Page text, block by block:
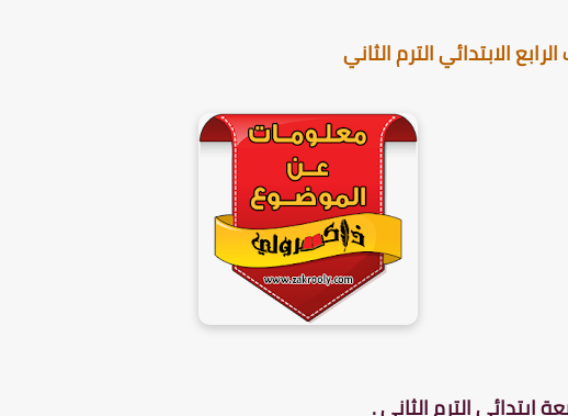
الابتدائي الترم الثاني
ابتدائى الترم الثاني .